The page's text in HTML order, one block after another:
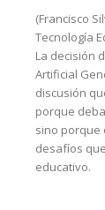
(Francisco
Tecnología
La decisión
Artificial
discusión
porque
sino porque
desafíos
educativo.